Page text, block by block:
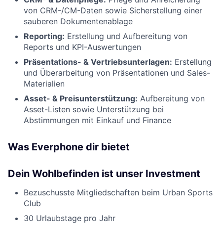
von CRM-/CM-Daten sowie Sicherstellung einer
sauberen Dokumentenablage
Reporting: Erstellung und Aufbereitung von
Reports und KPI-Auswertungen
Präsentations- & Vertriebsunterlagen: Erstellung
und Überarbeitung von Präsentationen und Sales-
Materialien
Asset- & Preisunterstützung: Aufbereitung von
Asset-Listen sowie Unterstützung bei
Abstimmungen mit Einkauf und Finance
Was Everphone dir bietet
Dein Wohlbefinden ist unser Investment
Bezuschusste Mitgliedschaften beim Urban Sports
Club
30 Urlaubstage pro Jahr